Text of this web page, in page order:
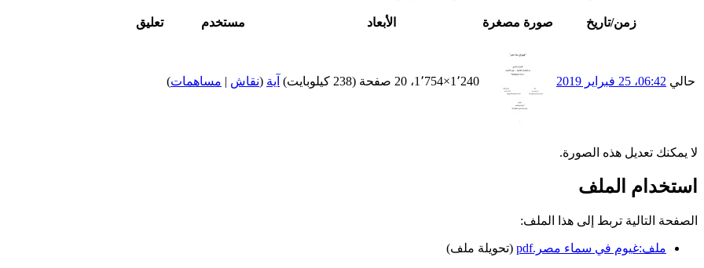
زمن/تاريخ صورة مصغرة الأبعاد مستخدم تعليق
حالي 06:42، 25 فبراير 2019 1٬240×1٬754، 20 صفحة (238 كيلوبايت) آية (نقاش | مساهمات)
لا يمكنك تعديل هذه الصورة.
استخدام الملف
الصفحة التالية تربط إلى هذا الملف:
ملف:غيوم في سماء مصر.pdf (تحويلة ملف)